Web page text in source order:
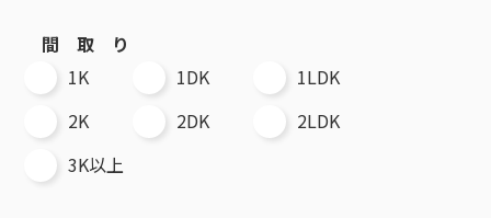
回線速度測定
接続・設定⽅法
メンテナンス・障害情報
ポテトからのプレゼント
イベントカレンダー
講座のご案内
料⾦プラン
NHK衛星受信料団体⼀括⽀払
機器⼀覧
料⾦プラン
Wi-Fiサービス
ポテトホーム防犯カメラ
オプションサービス
固定電話トップ
基本料⾦・通話料⾦
オプションサービス
auスマートバリュー
ポテトスマートフォン
ポテトスマートフォントップ
料⾦プラン
機種⼀覧
でんき
でんきトップ
ポラリンでんき×ポテト
暮らしを快適にするサービス
暮らしを快適にするサービストップ
メンテナンス
障害情報
間 取 り
1K
1DK
1LDK
2K
2DK
2LDK
3K以上